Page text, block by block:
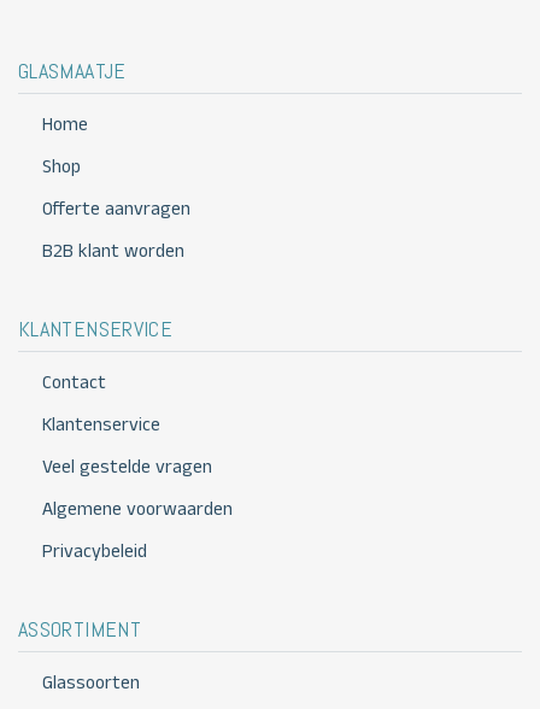
GLASMAATJE
Home
Shop
Offerte aanvragen
B2B klant worden
KLANTENSERVICE
Contact
Klantenservice
Veel gestelde vragen
Algemene voorwaarden
Privacybeleid
ASSORTIMENT
Glassoorten